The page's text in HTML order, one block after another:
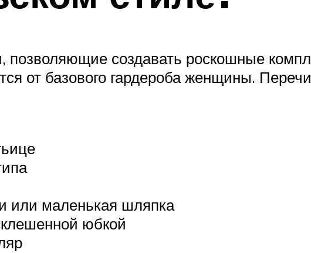
позволяющие создавать роскошные
от базового гардероба женщины.
или маленькая шляпка
юбкой